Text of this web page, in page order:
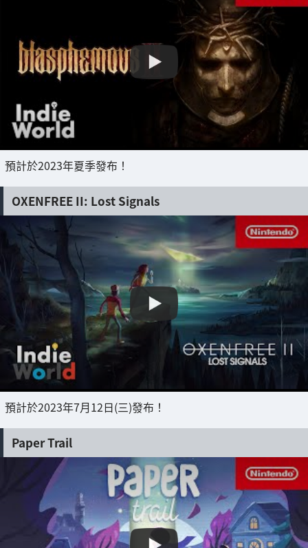
預計於2023年夏季發布！
OXENFREE II: Lost Signals
預計於2023年7月12日(三)發布！
Paper Trail